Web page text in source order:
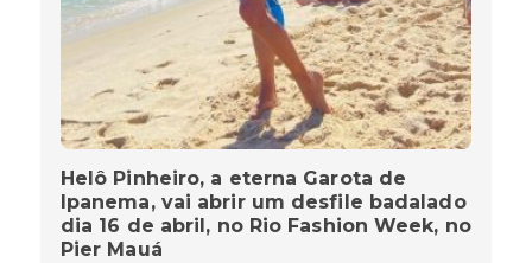
Helô Pinheiro, a eterna Garota de
Ipanema, vai abrir um desfile badalado
dia 16 de abril, no Rio Fashion Week, no
Pier Mauá